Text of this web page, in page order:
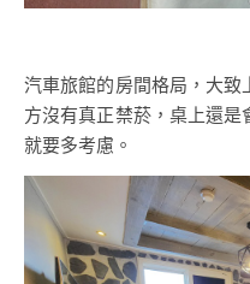
汽車旅館的房間格局，大
方沒有真正禁菸，桌上還
就要多考慮。